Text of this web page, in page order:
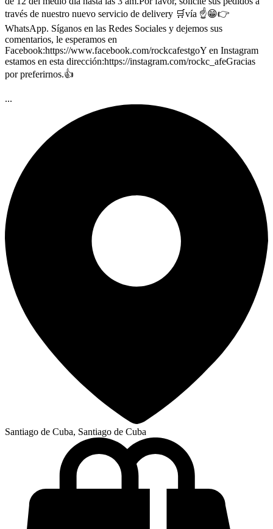
través de nuestro nuevo servicio de delivery 🛒vía ☝️😁👉
WhatsApp. Síganos en las Redes Sociales y dejemos sus
comentarios, le esperamos en
Facebook:https://www.facebook.com/rockcafestgoY en Instagram
estamos en esta dirección:https://instagram.com/rockc_afeGracias
por preferirnos.👍
...
Santiago de Cuba, Santiago de Cuba